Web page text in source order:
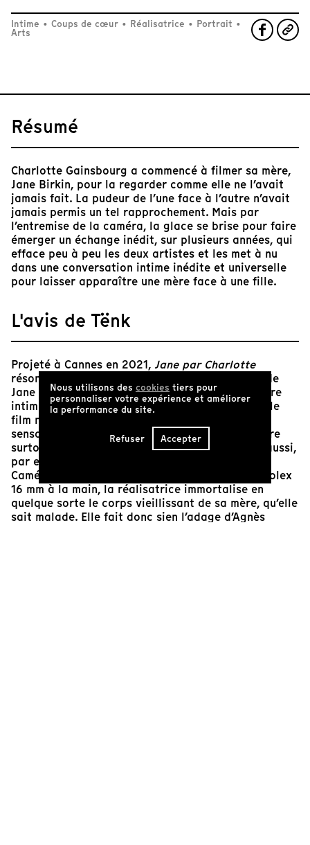
Intime • Coups de cœur • Réalisatrice • Portrait •
Arts
Résumé
Charlotte Gainsbourg a commencé à filmer sa mère,
Jane Birkin, pour la regarder comme elle ne l’avait
jamais fait. La pudeur de l’une face à l’autre n’avait
jamais permis un tel rapprochement. Mais par
l’entremise de la caméra, la glace se brise pour faire
émerger un échange inédit, sur plusieurs années, qui
efface peu à peu les deux artistes et les met à nu
dans une conversation intime inédite et universelle
pour laisser apparaître une mère face à une fille.
L'avis de Tënk
Projeté à Cannes en 2021, Jane par Charlotte
résonne encore plus fortement depuis le décès de
Jane Birkin, survenu en juillet 2023. Documentaire
intimiste, très personnel et empreint de pudeur, le
film ne sombre jamais dans le voyeurisme ou le
sensationnalisme. Charlotte Gainsbourg y explore
surtout sa relation avec sa célèbre mère, mais aussi,
par extension, celle avec ses propres enfants.
Caméra numérique, appareil photo ou caméra Bolex
16 mm à la main, la réalisatrice immortalise en
quelque sorte le corps vieillissant de sa mère, qu’elle
sait malade. Elle fait donc sien l’adage d’Agnès
Nous utilisons des cookies tiers pour
personnaliser votre expérience et améliorer
la performance du site.
Refuser Accepter